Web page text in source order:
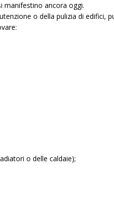
manifestino ancora oggi.
o della pulizia di edifici,
o delle caldaie);